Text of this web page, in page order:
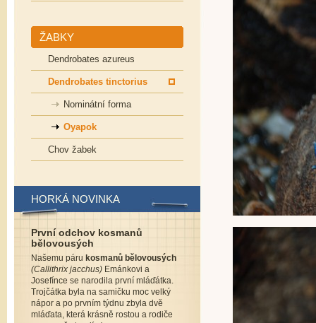
ŽABKY
Dendrobates azureus
Dendrobates tinctorius
Nominátní forma
Oyapok
Chov žabek
HORKÁ NOVINKA
První odchov kosmanů
bělovousých
Našemu páru kosmanů bělovousých
(Callithrix jacchus) Emánkovi a
Josefínce se narodila první mláďátka.
Trojčátka byla na samičku moc velký
nápor a po prvním týdnu zbyla dvě
mláďata, která krásně rostou a rodiče